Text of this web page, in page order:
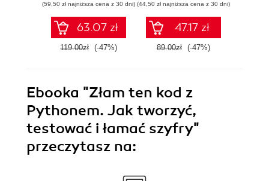
Wydanie II
(59,50 zł najniższa cena z 30 dni)
63.07 zł
119.00zł (-47%)
(44,50 zł najniższa cena z 30 dni)
47.17 zł
89.00zł (-47%)
Ebooka "Złam ten kod z
Pythonem. Jak tworzyć,
testować i łamać szyfry"
przeczytasz na: